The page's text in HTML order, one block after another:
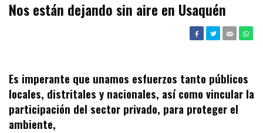
Nos están dejando sin aire en Usaquén
Es imperante que unamos esfuerzos tanto públicos
locales, distritales y nacionales, así como vincular la
participación del sector privado, para proteger el
ambiente,